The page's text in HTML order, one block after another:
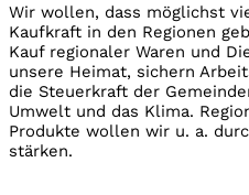
Wir wollen, dass möglichst
Kaufkraft in den Regionen
Kauf regionaler Waren und
unsere Heimat, sichern
die Steuerkraft der
Umwelt und das Klima.
Produkte wollen wir u. a.
stärken.